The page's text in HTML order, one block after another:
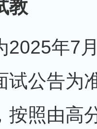
教
2025年7
试公告为
按照由高